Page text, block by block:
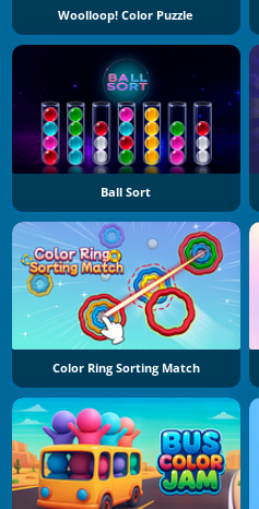
Woolloop! Color Puzzle
Ball Sort
Color Ring Sorting Match